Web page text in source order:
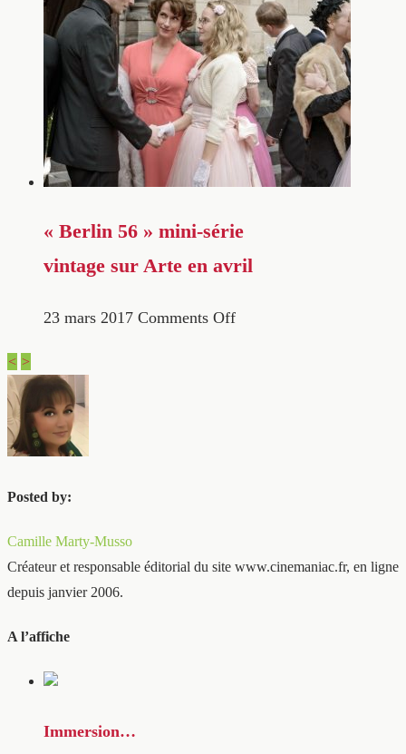
« Berlin 56 » mini-série
vintage sur Arte en avril
23 mars 2017 Comments Off
< >
Posted by:
Camille Marty-Musso
Créateur et responsable éditorial du site www.cinemaniac.fr, en ligne
depuis janvier 2006.
A l’affiche
Immersion…